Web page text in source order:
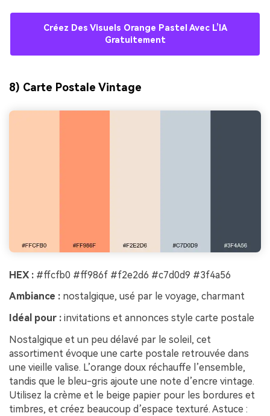
Créez Des Visuels Orange Pastel Avec L’IA
Gratuitement
8) Carte Postale Vintage
HEX : #ffcfb0 #ff986f #f2e2d6 #c7d0d9 #3f4a56
Ambiance : nostalgique, usé par le voyage, charmant
Idéal pour : invitations et annonces style carte postale
Nostalgique et un peu délavé par le soleil, cet
assortiment évoque une carte postale retrouvée dans
une vieille valise. L’orange doux réchauffe l’ensemble,
tandis que le bleu-gris ajoute une note d’encre vintage.
Utilisez la crème et le beige papier pour les bordures et
timbres, et créez beaucoup d’espace texturé. Astuce :